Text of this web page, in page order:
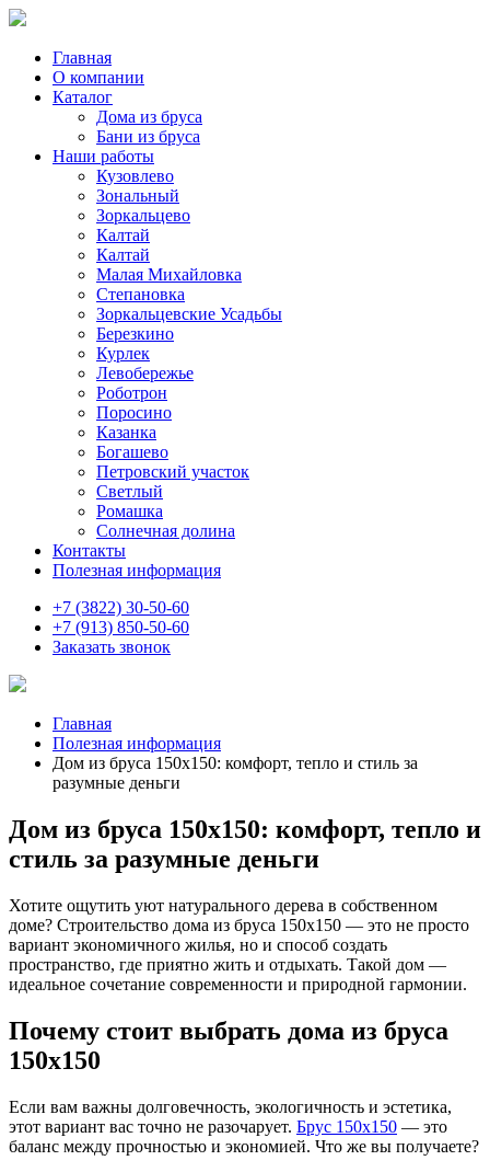
Главная
О компании
Каталог
Дома из бруса
Бани из бруса
Наши работы
Кузовлево
Зональный
Зоркальцево
Калтай
Калтай
Малая Михайловка
Степановка
Зоркальцевские Усадьбы
Березкино
Курлек
Левобережье
Роботрон
Поросино
Казанка
Богашево
Петровский участок
Светлый
Ромашка
Солнечная долина
Контакты
Полезная информация
+7 (3822) 30-50-60
+7 (913) 850-50-60
Заказать звонок
Главная
Полезная информация
Дом из бруса 150х150: комфорт, тепло и стиль за
разумные деньги
Дом из бруса 150х150: комфорт, тепло и
стиль за разумные деньги
Хотите ощутить уют натурального дерева в собственном
доме? Строительство дома из бруса 150х150 — это не просто
вариант экономичного жилья, но и способ создать
пространство, где приятно жить и отдыхать. Такой дом —
идеальное сочетание современности и природной гармонии.
Почему стоит выбрать дома из бруса
150х150
Если вам важны долговечность, экологичность и эстетика,
этот вариант вас точно не разочарует. Брус 150х150 — это
баланс между прочностью и экономией. Что же вы получаете?